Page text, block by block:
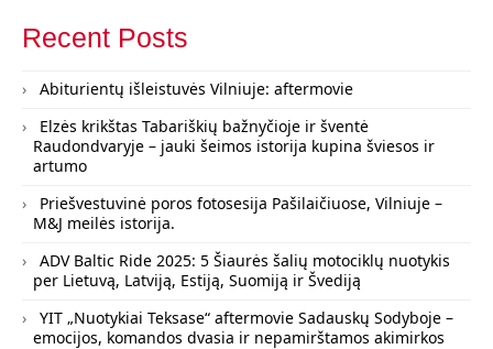
Recent Posts
Abiturientų išleistuvės Vilniuje: aftermovie
Elzės krikštas Tabariškių bažnyčioje ir šventė
Raudondvaryje – jauki šeimos istorija kupina šviesos ir
artumo
Priešvestuvinė poros fotosesija Pašilaičiuose, Vilniuje –
M&J meilės istorija.
ADV Baltic Ride 2025: 5 Šiaurės šalių motociklų nuotykis
per Lietuvą, Latviją, Estiją, Suomiją ir Švediją
YIT „Nuotykiai Teksase“ aftermovie Sadauskų Sodyboje –
emocijos, komandos dvasia ir nepamirštamos akimirkos